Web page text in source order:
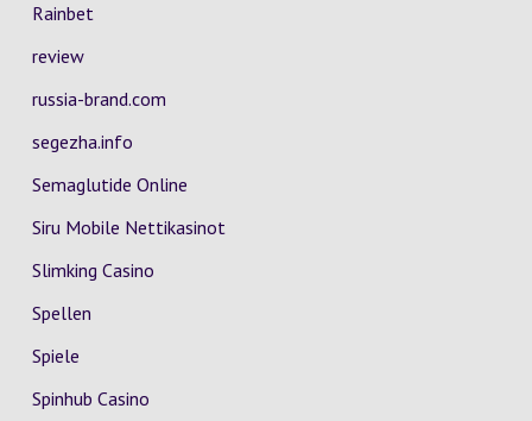
Rainbet
review
russia-brand.com
segezha.info
Semaglutide Online
Siru Mobile Nettikasinot
Slimking Casino
Spellen
Spiele
Spinhub Casino